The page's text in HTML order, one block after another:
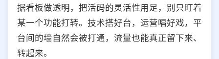
据看板做透明，把活码的灵活性用足，别只盯着
某一个功能打转。技术搭好台，运营唱好戏，平
台间的墙自然会被打通，流量也能真正留下来、
转起来。